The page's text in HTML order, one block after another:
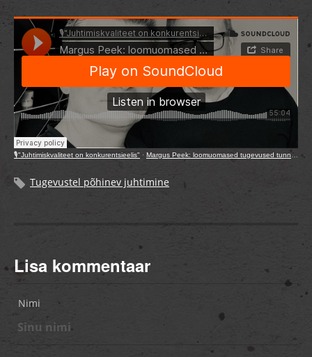
🎙️"Juhtimiskvaliteet on konkurentsieelis" · Margus Peek: loomuomased tugevused tunneb ära sellest, et nende rakendamine annab meile energiat
Tugevustel põhinev juhtimine
Lisa kommentaar
Nimi